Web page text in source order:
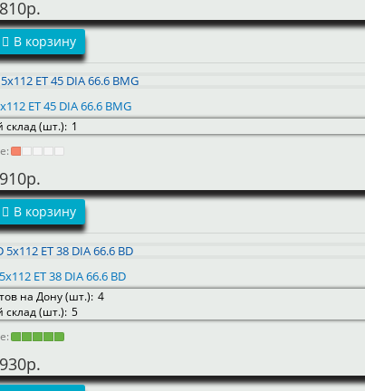
В корзину
ET 45 DIA 66.6 BMG
склад (шт.): 1
В корзину
ET 38 DIA 66.6 BD
на Дону (шт.): 4
склад (шт.): 5